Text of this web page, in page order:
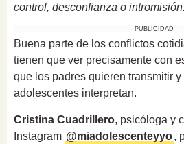
control, desconfianza o intromisión.
PUBLICIDAD
Buena parte de los conflictos
tienen que ver precisamente con
que los padres quieren transmitir
adolescentes interpretan.
Cristina Cuadrillero, psicóloga y
Instagram @miadolescenteyyo,